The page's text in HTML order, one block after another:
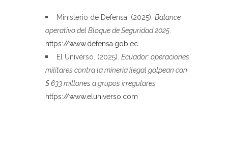
Ministerio de Defensa. (2025). Balance
operativo del Bloque de Seguridad 2025
https://www.defensa.gob.ec
El Universo. (2025). Ecuador: operaciones
militares contra la minería ilegal golpean con
$ 633 millones a grupos irregulares.
https://www.eluniverso.com